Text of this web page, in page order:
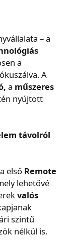
– a
a
A
a műszeres
nyújtott
távolról
első Remote
lehetővé
valós
szintű
nélkül is.